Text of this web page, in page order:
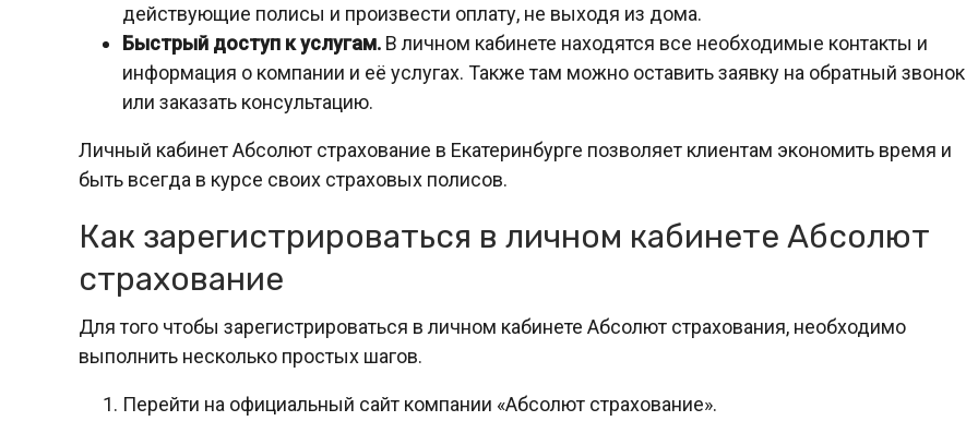
действующие полисы и произвести оплату, не выходя из дома.
Быстрый доступ к услугам. В личном кабинете находятся все необходимые контакты и
информация о компании и её услугах. Также там можно оставить заявку на обратный звонок
или заказать консультацию.
Личный кабинет Абсолют страхование в Екатеринбурге позволяет клиентам экономить время и
быть всегда в курсе своих страховых полисов.
Как зарегистрироваться в личном кабинете Абсолют
страхование
Для того чтобы зарегистрироваться в личном кабинете Абсолют страхования, необходимо
выполнить несколько простых шагов.
Перейти на официальный сайт компании «Абсолют страхование».